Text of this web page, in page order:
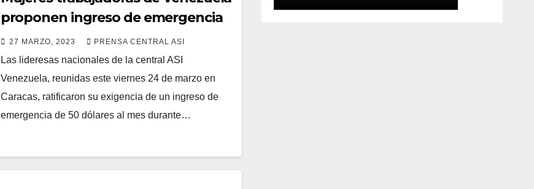
proponen ingreso de emergencia
de 50 dólares al mes
27 MARZO, 2023 PRENSA CENTRAL ASI
Las lideresas nacionales de la central ASI
Venezuela, reunidas este viernes 24 de marzo en
Caracas, ratificaron su exigencia de un ingreso de
emergencia de 50 dólares al mes durante…